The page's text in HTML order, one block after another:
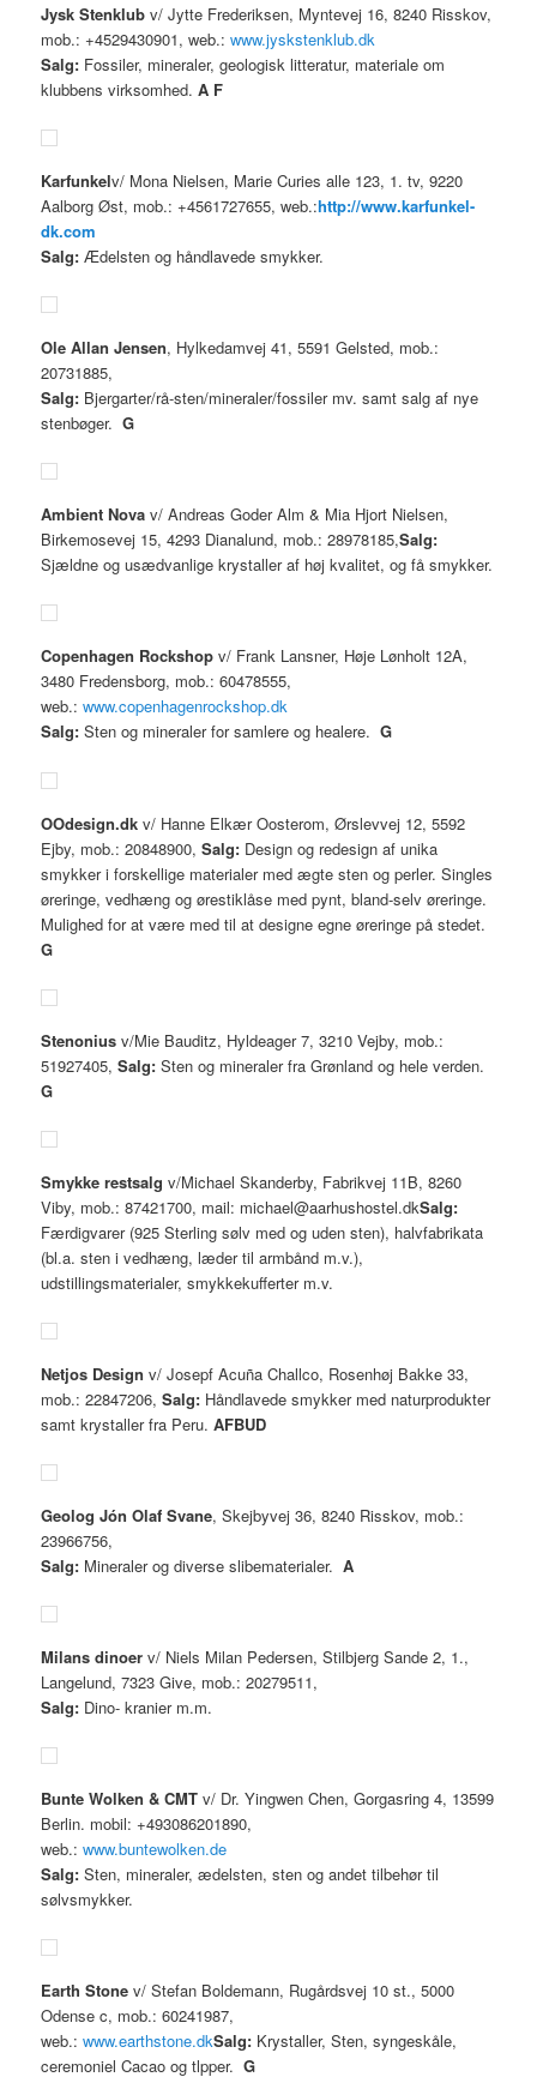
Jysk Stenklub v/ Jytte Frederiksen, Myntevej 16, 8240 Risskov,
mob.: +4529430901, web.:www.jyskstenklub.dk
Salg: Fossiler, mineraler, geologisk litteratur, materiale om
klubbens virksomhed.A F
Karfunkelv/ Mona Nielsen, Marie Curies alle 123, 1. tv, 9220
Aalborg Øst, mob.: +4561727655, web.:http://www.karfunkel-
dk.com
Salg:Ædelsten og håndlavede smykker.
Ole Allan Jensen, Hylkedamvej 41, 5591 Gelsted, mob.:
20731885,
Salg: Bjergarter/rå-sten/mineraler/fossiler mv. samt salg af nye
stenbøger.G
Ambient Nova v/ Andreas Goder Alm & Mia Hjort Nielsen,
Birkemosevej 15, 4293 Dianalund, mob.: 28978185,Salg:
Sjældne og usædvanlige krystaller af høj kvalitet, og få smykker.
Copenhagen Rockshop v/ Frank Lansner, Høje Lønholt 12A,
3480 Fredensborg, mob.: 60478555,
web.:www.copenhagenrockshop.dk
Salg: Sten og mineraler for samlere og healere.G
OOdesign.dk v/ Hanne Elkær Oosterom, Ørslevvej 12, 5592
Ejby, mob.: 20848900,Salg: Design og redesign af unika
smykker i forskellige materialer med ægte sten og perler. Singles
øreringe, vedhæng og ørestiklåse med pynt, bland-selv øreringe.
Mulighed for at være med til at designe egne øreringe på stedet.
G
Stenonius v/Mie Bauditz, Hyldeager 7, 3210 Vejby, mob.:
51927405,Salg: Sten og mineraler fra Grønland og hele verden.
G
Smykke restsalg v/Michael Skanderby, Fabrikvej 11B, 8260
Viby, mob.: 87421700, mail: michael@aarhushostel.dkSalg:
Færdigvarer (925 Sterling sølv med og uden sten), halvfabrikata
(bl.a. sten i vedhæng, læder til armbånd m.v.),
udstillingsmaterialer, smykkekufferter m.v.
Netjos Designv/ Josepf Acuña Challco, Rosenhøj Bakke 33,
mob.: 22847206,Salg: Håndlavede smykker med naturprodukter
samt krystaller fra Peru.AFBUD
Geolog Jón Olaf Svane, Skejbyvej 36, 8240 Risskov, mob.:
23966756,
Salg: Mineraler og diverse slibematerialer.A
Milans dinoer v/ Niels Milan Pedersen, Stilbjerg Sande 2, 1.,
Langelund, 7323 Give, mob.: 20279511,
Salg: Dino- kranier m.m.
Bunte Wolken & CMT v/ Dr. Yingwen Chen, Gorgasring 4, 13599
Berlin. mobil: +493086201890,
web.:www.buntewolken.de
Salg: Sten, mineraler, ædelsten, sten og andet tilbehør til
sølvsmykker.
Earth Stone v/ Stefan Boldemann, Rugårdsvej 10 st., 5000
Odense c, mob.: 60241987,
web.:www.earthstone.dkSalg: Krystaller, Sten, syngeskåle,
ceremoniel Cacao og tlpper.G